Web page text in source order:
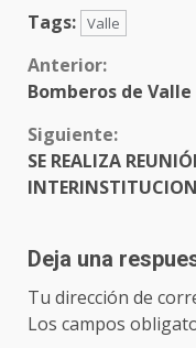
Tags: Valle
Sigue
Anterior:
Bomberos de Valle
Siguiente:
SE REALIZA
Deja una
Tu dirección de
Los campos